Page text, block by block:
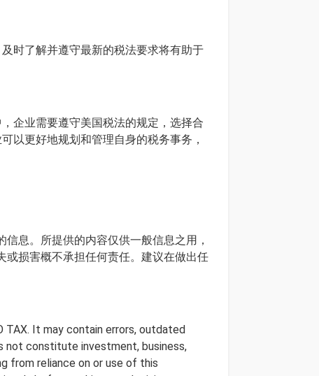
时了解并遵守最新的税法要求将有助于
企业需要遵守美国税法的规定，选择合
以更好地规划和管理自身的税务事务，
息。所提供的内容仅供一般信息之用，
或损害概不承担任何责任。建议在做出任
It may contain errors, outdated
not constitute investment, business,
from reliance on or use of this